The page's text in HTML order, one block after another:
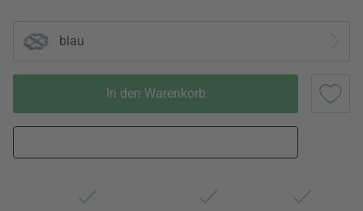
blau
In den Warenkorb